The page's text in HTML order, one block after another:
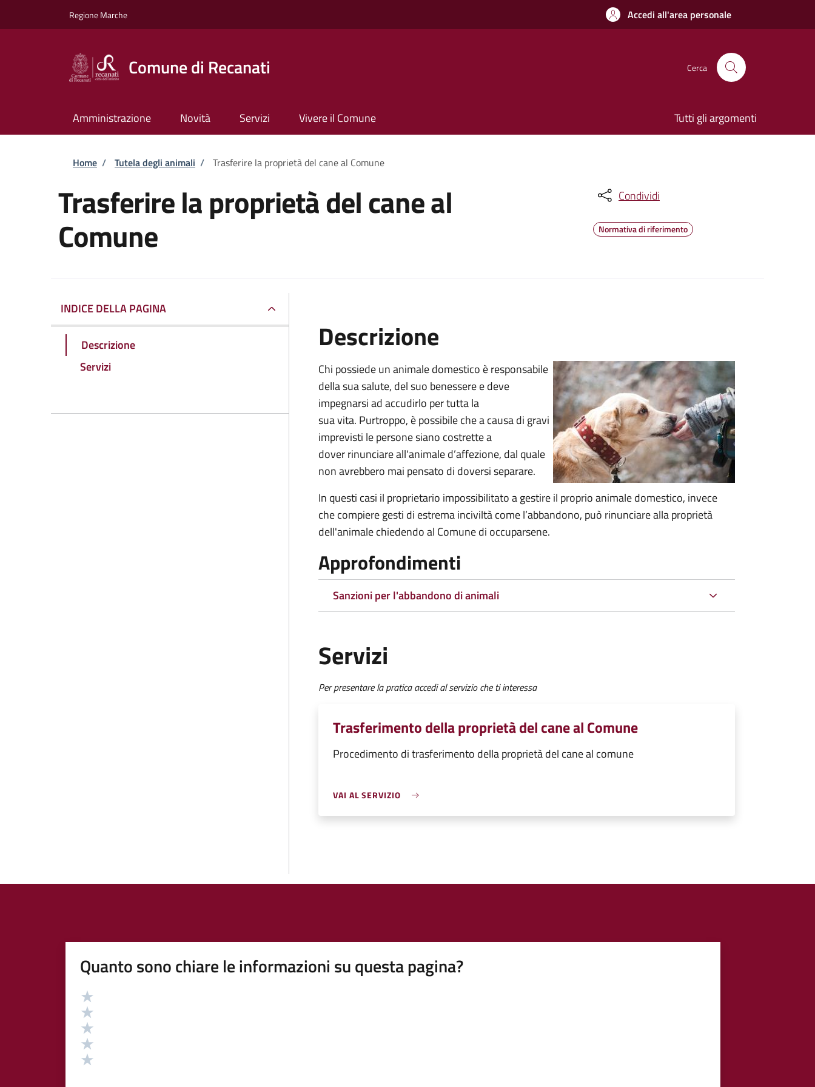
Regione Marche Accedi all'area personale
Comune di Recanati Cerca
Amministrazione Novità Servizi Vivere il Comune Tutti gli argomenti
Briciole di pane
Home / Tutela degli animali / Trasferire la proprietà del cane al Comune
Trasferire la proprietà del cane al
Comune
Condividi
Normativa di riferimento
INDICE DELLA PAGINA
Descrizione
Servizi
Descrizione
Chi possiede un animale domestico è responsabile
della sua salute, del suo benessere e deve
impegnarsi ad accudirlo per tutta la
sua vita. Purtroppo, è possibile che a causa di gravi
imprevisti le persone siano costrette a
dover rinunciare all'animale d’affezione, dal quale
non avrebbero mai pensato di doversi separare.
In questi casi il proprietario impossibilitato a gestire il proprio animale domestico, invece
che compiere gesti di estrema inciviltà come l’abbandono, può rinunciare alla proprietà
dell'animale chiedendo al Comune di occuparsene.
Approfondimenti
Sanzioni per l'abbandono di animali
Servizi
Per presentare la pratica accedi al servizio che ti interessa
Trasferimento della proprietà del cane al Comune
Procedimento di trasferimento della proprietà del cane al comune
VAI AL SERVIZIO
Quanto sono chiare le informazioni su questa pagina?
Valutazione